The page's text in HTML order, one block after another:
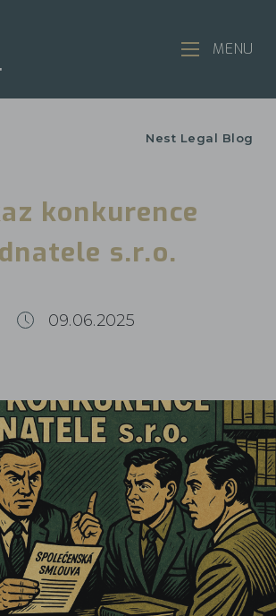
Nest Legal Blog
konkurence
s.r.o.
09.06.2025
MENU